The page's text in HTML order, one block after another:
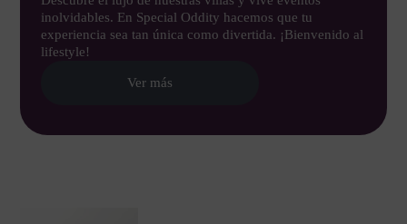
inolvidables. En Special Oddity hacemos que tu
experiencia sea tan única como divertida. ¡Bienvenido al
lifestyle!
Ver más